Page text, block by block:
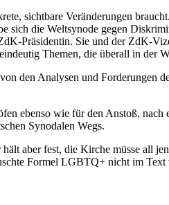
sichtbare Veränderungen
sich die Weltsynode gegen
Präsidentin. Sie und der ZdK-
Themen, die überall in der
den Analysen und Forderungen
ebenso wie für den Anstoß, nach
Synodalen Wegs.
aber fest, die Kirche müsse all
Formel LGBTQ+ nicht im